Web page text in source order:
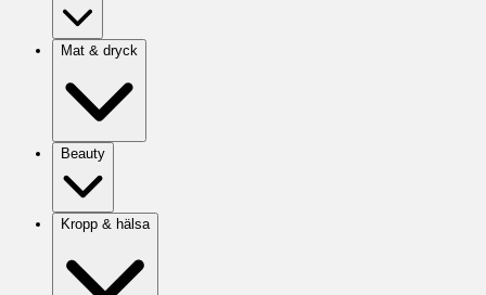
Mat & dryck
Beauty
Kropp & hälsa